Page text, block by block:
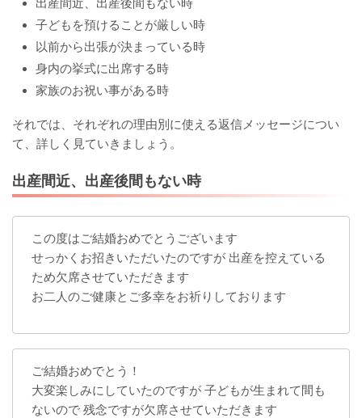
出産間近、出産後間もない時
子どもを預けることが厳しい時
以前から出張が決まっている時
身内の挙式に出席する時
家族のお祝い事がある時
それでは、それぞれの理由別に使える返信メッセージについ
て、詳しく見ていきましょう。
出産間近、出産後間もない時
この度はご結婚おめでとうございます
せっかくお招きいただいたのですが 出産を控えている
ため欠席させていただきます
お二人のご健康とご多幸をお祈りしております
ご結婚おめでとう！
大変楽しみにしていたのですが 子どもが生まれて間も
ないので 残念ですが欠席させていただきます